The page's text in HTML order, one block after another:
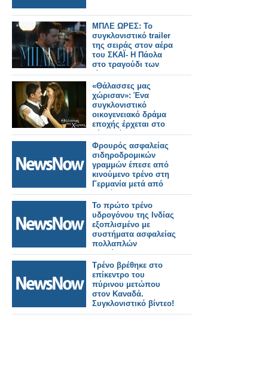
ΜΠΛΕ ΩΡΕΣ: Το
συγκλονιστικό trailer
της σειράς στον αέρα
του ΣΚΑΪ- Η Πάολα
στο τραγούδι των
τίτλων
«Θάλασσες μας
χώρισαν»: Ένα
συγκλονιστικό
οικογενειακό δράμα
εποχής έρχεται στο
νέο πρόγραμμα της
ΕΡΤ
Φρουρός ασφαλείας
σιδηροδρομικών
γραμμών έπεσε από
κινούμενο τρένο στη
Γερμανία μετά από
διαμάχη.
Το πρώτο τρένο
υδρογόνου της Ινδίας
εξοπλισμένο με
συστήματα ασφαλείας
πολλαπλών
επιπέδων.
Τρένο βρέθηκε στο
επίκεντρο του
πύρινου μετώπου
στον Καναδά.
Συγκλονιστικό βίντεο!